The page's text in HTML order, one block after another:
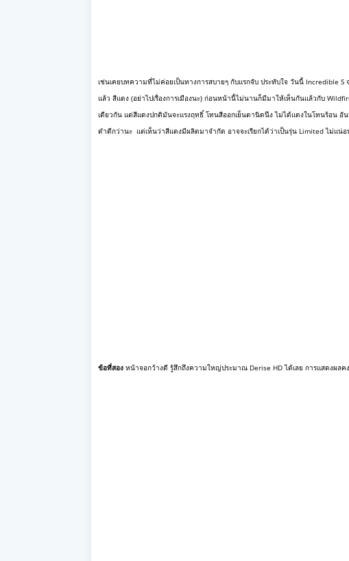
เช่นเคยบทความที่ไม่ค่อยเป็นทางการสบายๆ กับแรกจับ ประทับใจ วันนี้ Incredible S
แล้ว สีแดง (อย่าไปเรื่องการเมืองนะ) ก่อนหน้านี้ไม่นานก็มีมาให้เห็นกันแล้วกับ
เดียวกัน แต่สีแดงปกติมันจะแรงฤทธิ์ โทนสีออกเย็นตานิดนึง ไม่ได้แดงในโทนร้อน
ดำดีกว่านะ แต่เห็นว่าสีแดงมีผลิตมาจำกัด อาจจะเรียกได้ว่าเป็นรุ่น Limited ไม่แ
ข้อที่สอง หน้าจอกว้างดี รู้สึกถึงความใหญ่ประมาณ Derise HD ได้เลย การแสดงผลค